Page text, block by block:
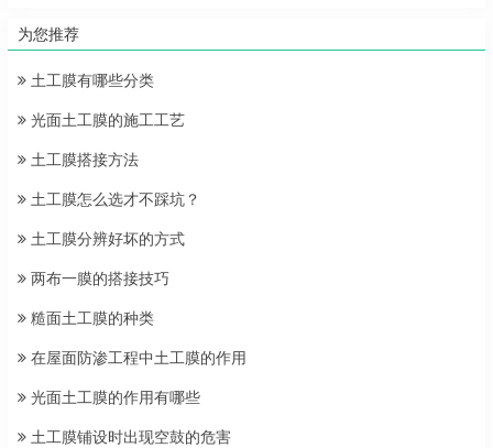
为您推荐
土工膜有哪些分类
光面土工膜的施工工艺
土工膜搭接方法
土工膜怎么选才不踩坑？
土工膜分辨好坏的方式
两布一膜的搭接技巧
糙面土工膜的种类
在屋面防渗工程中土工膜的作用
光面土工膜的作用有哪些
土工膜铺设时出现空鼓的危害